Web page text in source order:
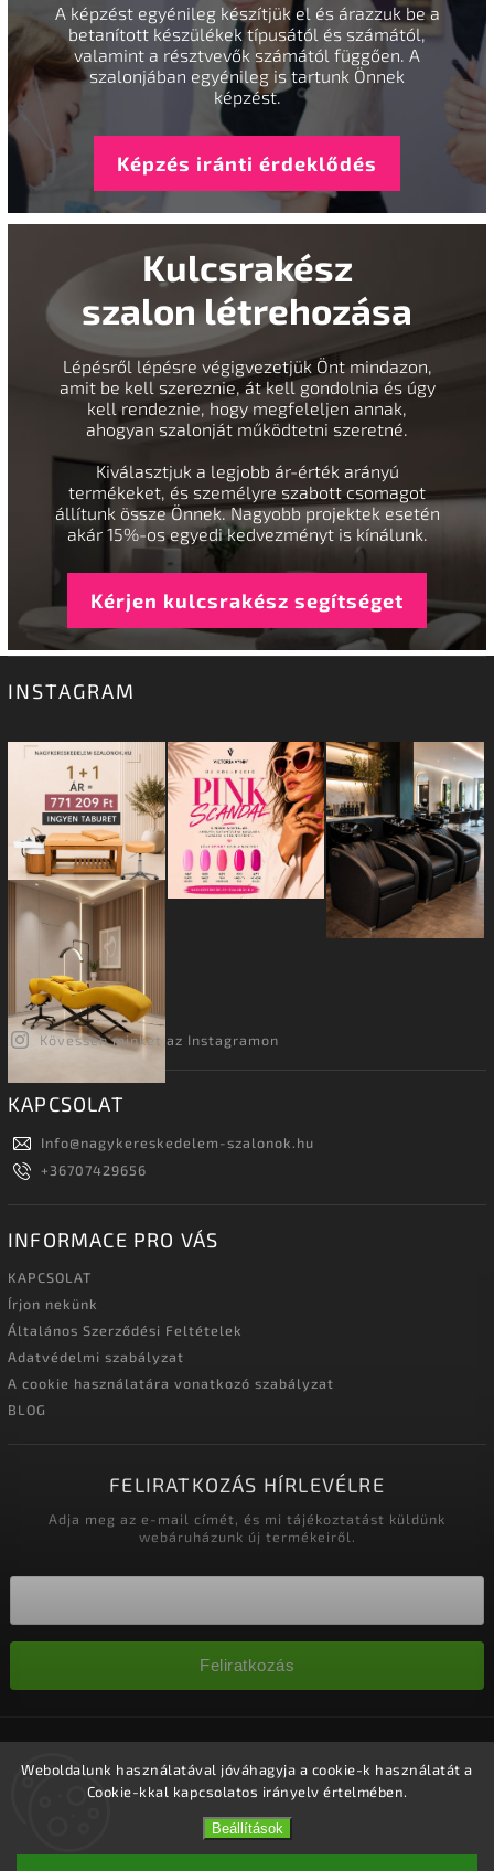
Weboldalunk használatával jóváhagyja a cookie-k használatát a
Cookie-kkal kapcsolatos irányelv értelmében.
Beállítások
A képzést egyénileg készítjük el és árazzuk be a
betanított készülékek típusától és számától,
valamint a résztvevők számától függően. A
szalonjában egyénileg is tartunk Önnek
képzést.
Képzés iránti érdeklődés
Kulcsrakész
szalon létrehozása
Lépésről lépésre végigvezetjük Önt mindazon,
amit be kell szereznie, át kell gondolnia és úgy
kell rendeznie, hogy megfeleljen annak,
ahogyan szalonját működtetni szeretné.
Kiválasztjuk a legjobb ár-érték arányú
termékeket, és személyre szabott csomagot
állítunk össze Önnek. Nagyobb projektek esetén
akár 15%-os egyedi kedvezményt is kínálunk.
Kérjen kulcsrakész segítséget
INSTAGRAM
Kövessen minket az Instagramon
KAPCSOLAT
Info@nagykereskedelem-szalonok.hu
+36707429656
INFORMACE PRO VÁS
KAPCSOLAT
Írjon nekünk
Általános Szerződési Feltételek
Adatvédelmi szabályzat
A cookie használatára vonatkozó szabályzat
BLOG
FELIRATKOZÁS HÍRLEVÉLRE
Adja meg az e-mail címét, és mi tájékoztatást küldünk
webáruházunk új termékeiről.
Feliratkozás
fenntartva.
Süti beállítások szerkesztése
Shoptet| Design